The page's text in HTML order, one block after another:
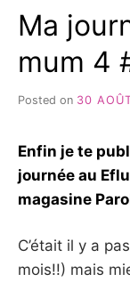
Ma
mum 4
Posted on 30
Enfin je te
journée au
magasine
C’était il y a
mois!!) mais